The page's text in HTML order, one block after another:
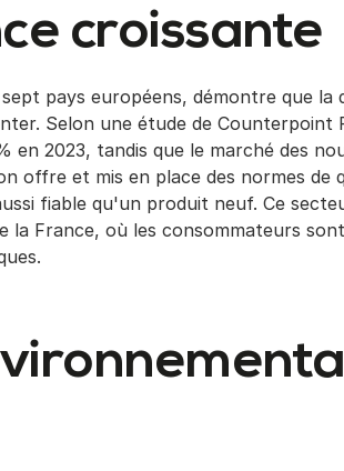
croissante
pays européens, démontre que la
Selon une étude de Counterpoint
en 2023, tandis que le marché des
offre et mis en place des normes
fiable qu'un produit neuf. Ce
la France, où les consommateurs